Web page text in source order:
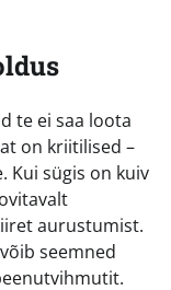
te ei saa loota
on kriitilised –
Kui sügis on kuiv
aurustumist.
seemned